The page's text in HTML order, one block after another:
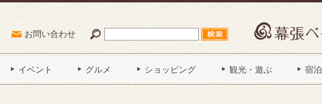
お問い合わせ
イベント グルメ ショッピング 観光・遊ぶ 宿泊